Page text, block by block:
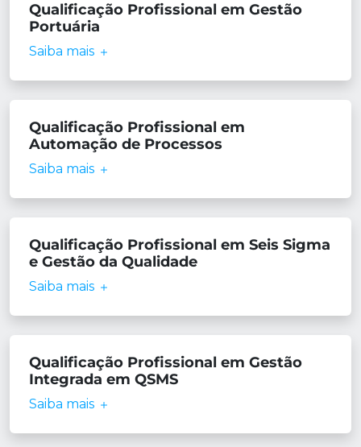
Qualificação Profissional em Gestão
Portuária
Saiba mais
Qualificação Profissional em
Automação de Processos
Saiba mais
Qualificação Profissional em Seis Sigma
e Gestão da Qualidade
Saiba mais
Qualificação Profissional em Gestão
Integrada em QSMS
Saiba mais